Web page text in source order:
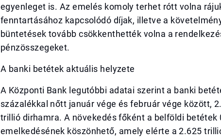
egyenleget is. Az emelés komoly terhet rótt volna
fenntartásához kapcsolódó díjak, illetve a
büntetések tovább csökkenthették volna a
pénzösszegeket.
A banki betétek aktuális helyzete
A Központi Bank legutóbbi adatai szerint a banki
százalékkal nőtt január vége és február vége között,
trillió dirhamra. A növekedés főként a belföldi betétek
emelkedésének köszönhető, amely elérte a 2.625